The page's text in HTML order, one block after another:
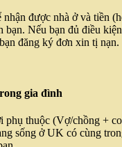
nhận được nhà ở và tiền
bạn. Nếu bạn đủ điều
đăng ký đơn xin tị nạn.
gia đình
phụ thuộc (Vợ/chồng +
sống ở UK có cùng